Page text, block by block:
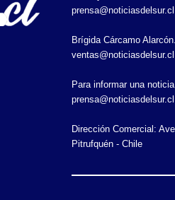
prensa@noticiasdelsur.cl
Brígida Cárcamo
ventas@noticiasdelsur.cl
Para informar una
prensa@noticiasdelsur.cl
Dirección Comercial:
Pitrufquén - Chile